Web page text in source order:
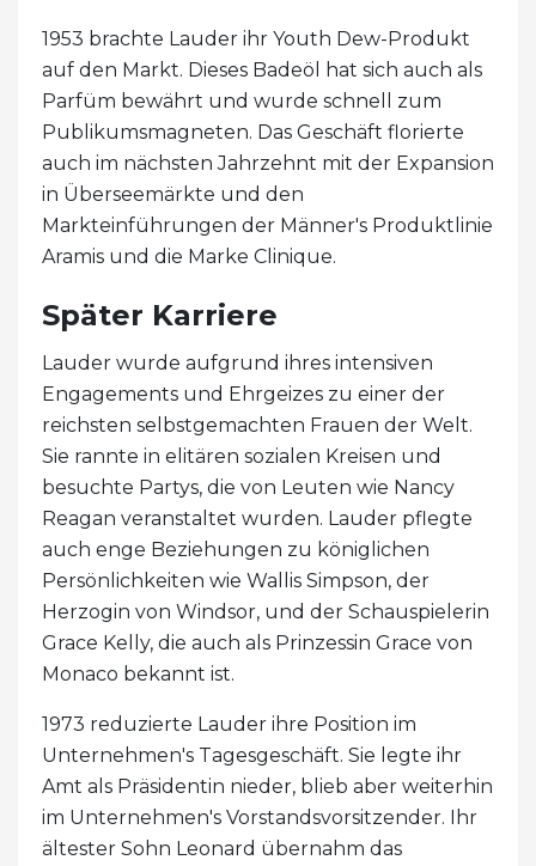
1953 brachte Lauder ihr Youth Dew-Produkt
auf den Markt. Dieses Badeöl hat sich auch als
Parfüm bewährt und wurde schnell zum
Publikumsmagneten. Das Geschäft florierte
auch im nächsten Jahrzehnt mit der Expansion
in Überseemärkte und den
Markteinführungen der Männer's Produktlinie
Aramis und die Marke Clinique.
Später Karriere
Lauder wurde aufgrund ihres intensiven
Engagements und Ehrgeizes zu einer der
reichsten selbstgemachten Frauen der Welt.
Sie rannte in elitären sozialen Kreisen und
besuchte Partys, die von Leuten wie Nancy
Reagan veranstaltet wurden. Lauder pflegte
auch enge Beziehungen zu königlichen
Persönlichkeiten wie Wallis Simpson, der
Herzogin von Windsor, und der Schauspielerin
Grace Kelly, die auch als Prinzessin Grace von
Monaco bekannt ist.
1973 reduzierte Lauder ihre Position im
Unternehmen's Tagesgeschäft. Sie legte ihr
Amt als Präsidentin nieder, blieb aber weiterhin
im Unternehmen's Vorstandsvorsitzender. Ihr
ältester Sohn Leonard übernahm das